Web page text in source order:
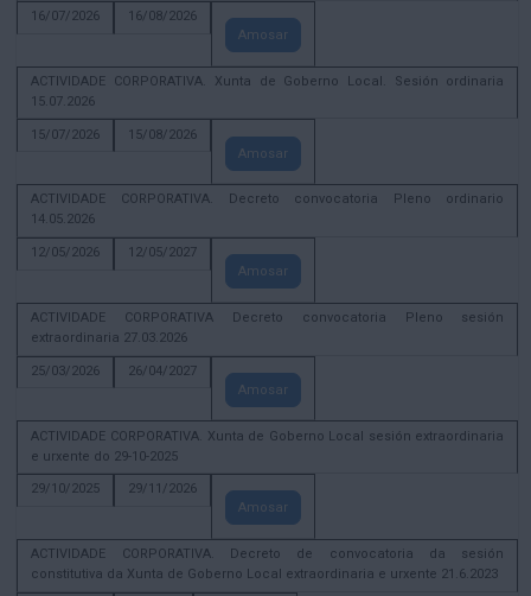
16/07/2026
16/08/2026
Amosar
ACTIVIDADE CORPORATIVA. Xunta de Goberno Local. Sesión ordinaria
15.07.2026
15/07/2026
15/08/2026
Amosar
ACTIVIDADE CORPORATIVA. Decreto convocatoria Pleno ordinario
14.05.2026
12/05/2026
12/05/2027
Amosar
ACTIVIDADE CORPORATIVA Decreto convocatoria Pleno sesión
extraordinaria 27.03.2026
25/03/2026
26/04/2027
Amosar
ACTIVIDADE CORPORATIVA. Xunta de Goberno Local sesión extraordinaria
e urxente do 29-10-2025
29/10/2025
29/11/2026
Amosar
ACTIVIDADE CORPORATIVA. Decreto de convocatoria da sesión
constitutiva da Xunta de Goberno Local extraordinaria e urxente 21.6.2023